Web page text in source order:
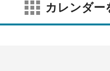
カレンダー